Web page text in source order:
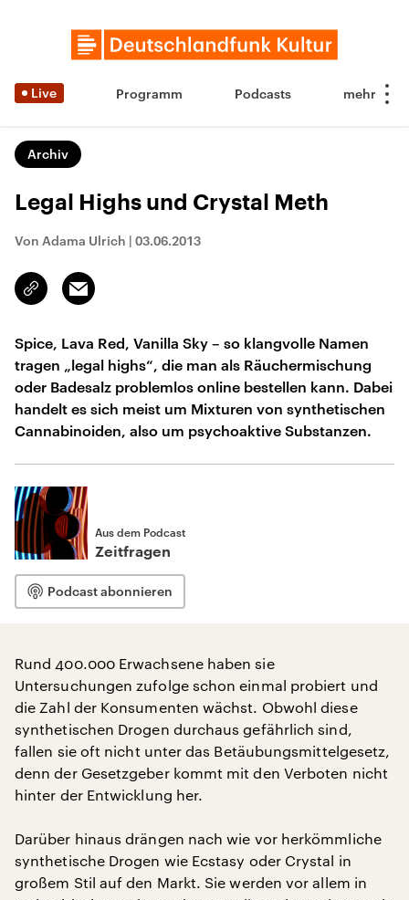
Live Programm Podcasts
Archiv
Legal Highs und Crystal Meth
Von Adama Ulrich | 03.06.2013
Link
kopieren/teilen
Email
Spice, Lava Red, Vanilla Sky – so klangvolle Namen
tragen „legal highs“, die man als Räuchermischung
oder Badesalz problemlos online bestellen kann. Dabei
handelt es sich meist um Mixturen von synthetischen
Cannabinoiden, also um psychoaktive Substanzen.
Aus dem Podcast
Zeitfragen
Podcast abonnieren
Rund 400.000 Erwachsene haben sie
Untersuchungen zufolge schon einmal probiert und
die Zahl der Konsumenten wächst. Obwohl diese
synthetischen Drogen durchaus gefährlich sind,
fallen sie oft nicht unter das Betäubungsmittelgesetz,
denn der Gesetzgeber kommt mit den Verboten nicht
hinter der Entwicklung her.
Darüber hinaus drängen nach wie vor herkömmliche
synthetische Drogen wie Ecstasy oder Crystal in
großem Stil auf den Markt. Sie werden vor allem in